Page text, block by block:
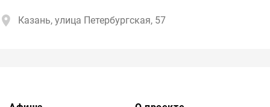
Казань, улица Петербургская, 57